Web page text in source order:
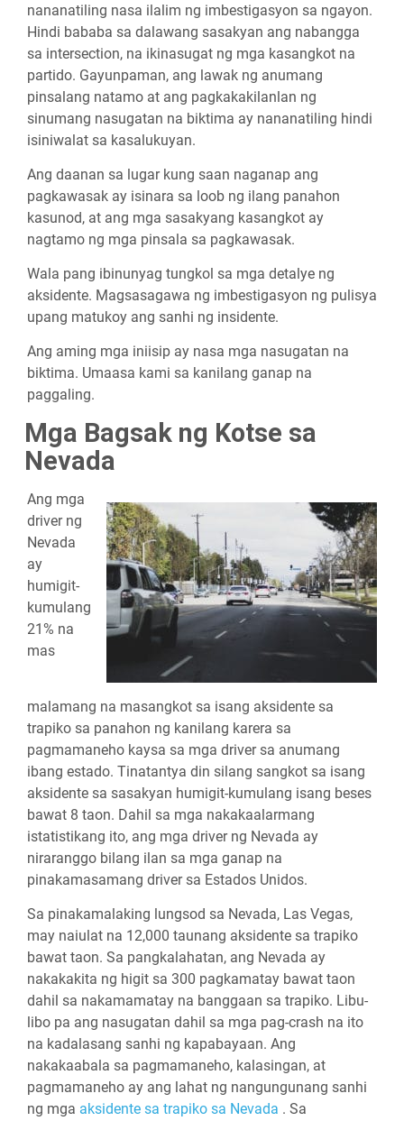
nananatiling nasa ilalim ng imbestigasyon sa ngayon.
Hindi bababa sa dalawang sasakyan ang nabangga
sa intersection, na ikinasugat ng mga kasangkot na
partido. Gayunpaman, ang lawak ng anumang
pinsalang natamo at ang pagkakakilanlan ng
sinumang nasugatan na biktima ay nananatiling hindi
isiniwalat sa kasalukuyan.
Ang daanan sa lugar kung saan naganap ang
pagkawasak ay isinara sa loob ng ilang panahon
kasunod, at ang mga sasakyang kasangkot ay
nagtamo ng mga pinsala sa pagkawasak.
Wala pang ibinunyag tungkol sa mga detalye ng
aksidente. Magsasagawa ng imbestigasyon ng pulisya
upang matukoy ang sanhi ng insidente.
Ang aming mga iniisip ay nasa mga nasugatan na
biktima. Umaasa kami sa kanilang ganap na
paggaling.
Mga Bagsak ng Kotse sa
Nevada
Ang mga
driver ng
Nevada
ay
humigit-
kumulang
21% na
mas
malamang na masangkot sa isang aksidente sa
trapiko sa panahon ng kanilang karera sa
pagmamaneho kaysa sa mga driver sa anumang
ibang estado. Tinatantya din silang sangkot sa isang
aksidente sa sasakyan humigit-kumulang isang beses
bawat 8 taon. Dahil sa mga nakakaalarmang
istatistikang ito, ang mga driver ng Nevada ay
niraranggo bilang ilan sa mga ganap na
pinakamasamang driver sa Estados Unidos.
Sa pinakamalaking lungsod sa Nevada, Las Vegas,
may naiulat na 12,000 taunang aksidente sa trapiko
bawat taon. Sa pangkalahatan, ang Nevada ay
nakakakita ng higit sa 300 pagkamatay bawat taon
dahil sa nakamamatay na banggaan sa trapiko. Libu-
libo pa ang nasugatan dahil sa mga pag-crash na ito
na kadalasang sanhi ng kapabayaan. Ang
nakakaabala sa pagmamaneho, kalasingan, at
pagmamaneho ay ang lahat ng nangungunang sanhi
ng mga aksidente sa trapiko sa Nevada . Sa